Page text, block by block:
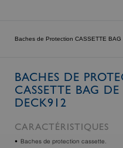
Baches de Protection CASSETTE BAG
BACHES DE
CASSETTE BAG DE
DECK912
CARACTÉRISTIQUES
Baches de protection cassette.